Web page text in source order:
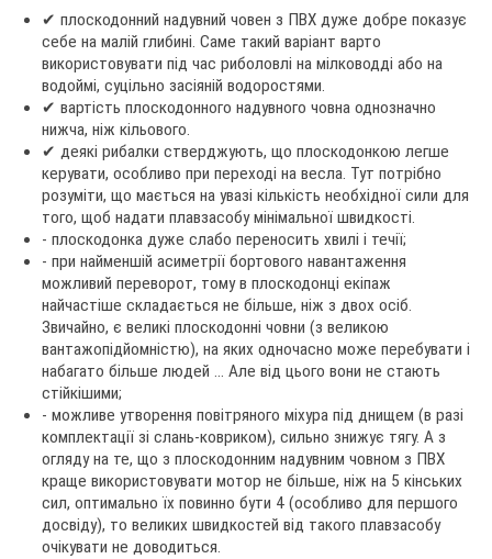
✔ плоскодонний надувний човен з ПВХ дуже добре показує
себе на малій глибині. Саме такий варіант варто
використовувати під час риболовлі на мілководді або на
водоймі, суцільно засіяній водоростями.
✔ вартість плоскодонного надувного човна однозначно
нижча, ніж кільового.
✔ деякі рибалки стверджують, що плоскодонкою легше
керувати, особливо при переході на весла. Тут потрібно
розуміти, що мається на увазі кількість необхідної сили для
того, щоб надати плавзасобу мінімальної швидкості.
- плоскодонка дуже слабо переносить хвилі і течії;
- при найменшій асиметрії бортового навантаження
можливий переворот, тому в плоскодонці екіпаж
найчастіше складається не більше, ніж з двох осіб.
Звичайно, є великі плоскодонні човни (з великою
вантажопідйомністю), на яких одночасно може перебувати і
набагато більше людей ... Але від цього вони не стають
стійкішими;
- можливе утворення повітряного міхура під днищем (в разі
комплектації зі слань-ковриком), сильно знижує тягу. А з
огляду на те, що з плоскодонним надувним човном з ПВХ
краще використовувати мотор не більше, ніж на 5 кінських
сил, оптимально їх повинно бути 4 (особливо для першого
досвіду), то великих швидкостей від такого плавзасобу
очікувати не доводиться.